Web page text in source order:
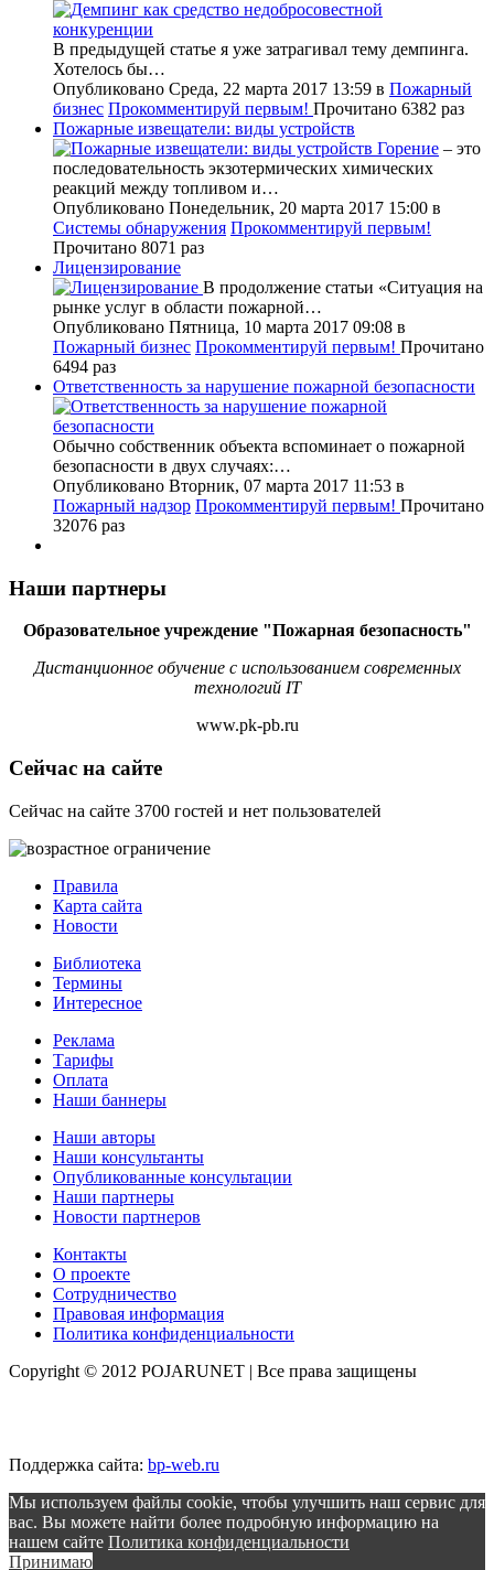
В предыдущей статье я уже затрагивал тему демпинга.
Хотелось бы…
Опубликовано Среда, 22 марта 2017 13:59 в Пожарный
бизнес Прокомментируй первым! Прочитано 6382 раз
Пожарные извещатели: виды устройств
Горение – это
последовательность экзотермических химических
реакций между топливом и…
Опубликовано Понедельник, 20 марта 2017 15:00 в
Системы обнаружения Прокомментируй первым!
Прочитано 8071 раз
Лицензирование
В продолжение статьи «Ситуация на
рынке услуг в области пожарной…
Опубликовано Пятница, 10 марта 2017 09:08 в
Пожарный бизнес Прокомментируй первым! Прочитано
6494 раз
Ответственность за нарушение пожарной безопасности
Обычно собственник объекта вспоминает о пожарной
безопасности в двух случаях:…
Опубликовано Вторник, 07 марта 2017 11:53 в
Пожарный надзор Прокомментируй первым! Прочитано
32076 раз
Наши партнеры
Образовательное учреждение "Пожарная безопасность"
Дистанционное обучение с использованием современных
технологий IT
www.pk-pb.ru
Сейчас на сайте
Сейчас на сайте 3700 гостей и нет пользователей
Правила
Карта сайта
Новости
Библиотека
Термины
Интересное
Реклама
Тарифы
Оплата
Наши баннеры
Наши авторы
Наши консультанты
Опубликованные консультации
Наши партнеры
Новости партнеров
Контакты
О проекте
Сотрудничество
Правовая информация
Политика конфиденциальности
Copyright © 2012 POJARUNET | Все права защищены
Поддержка сайта: bp-web.ru
Мы используем файлы cookie, чтобы улучшить наш сервис для
вас. Вы можете найти более подробную информацию на
нашем сайте Политика конфиденциальности
Принимаю